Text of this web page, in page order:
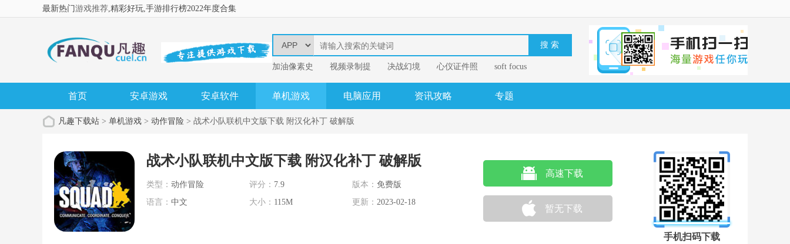
最新热门游戏推荐,精彩好玩,手游排行榜2022年度合集
加油像素史 视频录制提 决战幻境 心仪证件照
soft focus
幂果音频格
首页 安卓游戏 安卓软件 单机游戏 电脑应用 资讯攻略 专题
凡趣下载站 > 单机游戏 > 动作冒险 > 战术小队联机中文版下载 附汉化补丁 破解版
战术小队联机中文版下载 附汉化补丁 破解版
类型： 动作冒险 评分： 7.9 版本： 免费版
语言： 中文 大小： 115M 更新： 2023-02-18
高速下载
暂无下载
手机扫码下载